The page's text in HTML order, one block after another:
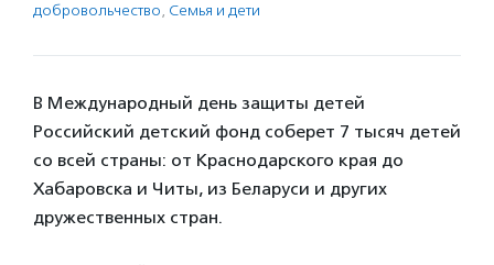
доброволь­чест­во, Семья и дети
В Международный день защиты детей
Российский детский фонд соберет 7 тысяч детей
со всей страны: от Краснодарского края до
Хабаровска и Читы, из Беларуси и других
дружественных стран.